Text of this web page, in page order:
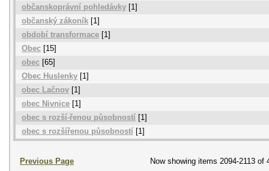
občanskoprávní pohledávky [1]
občanský zákoník [1]
období transformace [1]
Obec [15]
obec [65]
Obec Huslenky [1]
obec Lačnov [1]
obec Nivnice [1]
obec s rozší-řenou působností [1]
obec s rozšířenou působností [1]
Previous Page Now showing items 2094-2113 of